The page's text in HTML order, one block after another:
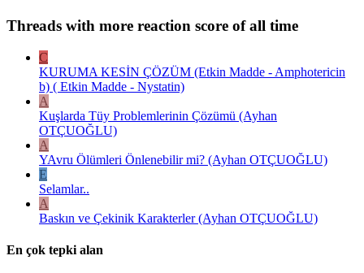
Threads with more reaction score of all time
C
KURUMA KESİN ÇÖZÜM (Etkin Madde - Amphotericin
b) ( Etkin Madde - Nystatin)
A
Kuşlarda Tüy Problemlerinin Çözümü (Ayhan
OTÇUOĞLU)
A
YAvru Ölümleri Önlenebilir mi? (Ayhan OTÇUOĞLU)
E
Selamlar..
A
Baskın ve Çekinik Karakterler (Ayhan OTÇUOĞLU)
En çok tepki alan